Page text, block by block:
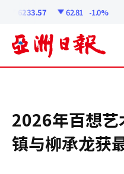
6233.57 62.81 -1.0%
2026年百想艺
镇与柳承龙获